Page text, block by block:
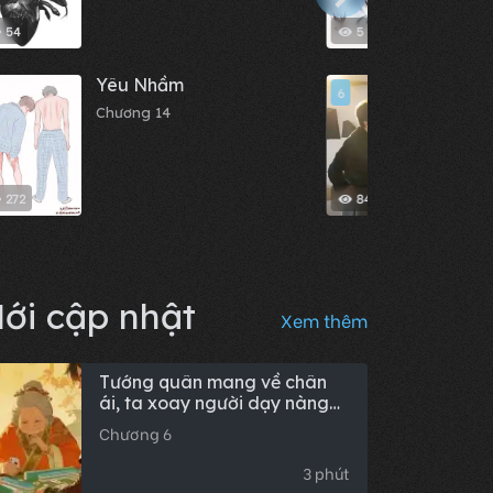
54
272
Yêu Nhầm
Chương 14
5
84
6
cập nhật Xem thêm
Tướng quân mang về chân
ái, ta xoay người dạy nàng
ta chơi bài
Chương 6
3 phút